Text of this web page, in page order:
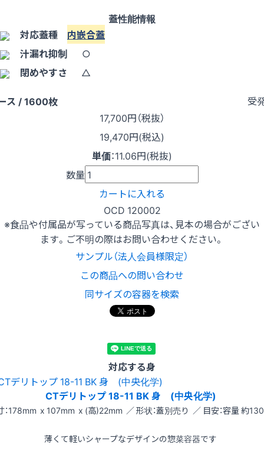
蓋性能情報
対応蓋種 内嵌合蓋
汁漏れ抑制
○
閉めやすさ
△
ス / 1600枚
受
17,700円（税抜）
19,470円(税込)
単価：11.06円(税抜)
数量
カートに入れる
OCD 120002
※食品や付属品が写っている商品写真は、見本の場合がござい
ます。ご不明の際はお問い合わせください。
サンプル（法人会員様限定）
この商品への問い合わせ
同サイズの容器を検索
対応する身
CTデリトップ 18-11 BK 身 (中央化学)
：178mm x 107mm x (高)22mm ／ 形状：蓋別売り ／ 目安：容量 約
薄くて軽いシャープなデザインの惣菜容器です